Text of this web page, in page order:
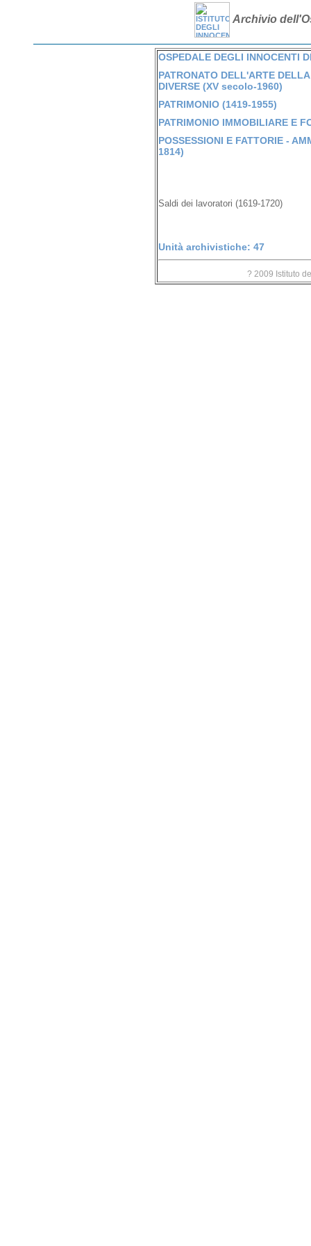
Archivio
OSPEDALE DEGLI INNOCENTI
PATRONATO DELL'ARTE
DIVERSE (XV secolo-1960)
PATRIMONIO (1419-1955)
PATRIMONIO IMMOBILIARE E
POSSESSIONI E FATTORIE -
1814)
Saldi dei lavoratori (1619-1720)
Unità archivistiche: 47
? 2009 Istituto